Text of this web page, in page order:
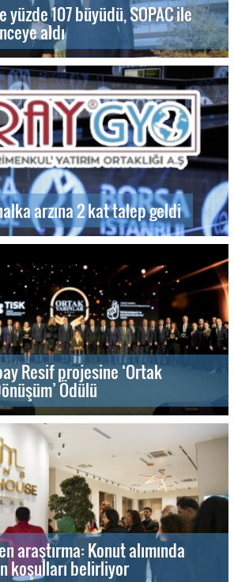
yüzde 107 büyüdü, SOPAC ile
aldı
arzına 2 kat talep geldi
Resif projesine ‘Ortak
Ödülü
araştırma: Konut alımında
koşulları belirliyor